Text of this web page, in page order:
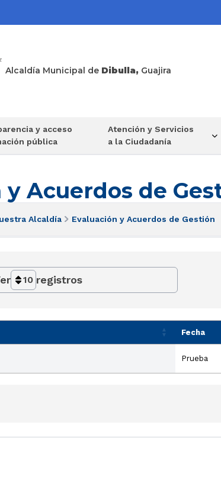
Alcaldía Municipal de Dibulla, Guajira
y acceso
pública
Atención y Servicios
a la Ciudadanía
y Acuerdos de
Alcaldía Evaluación y Acuerdos de Gestión
10 registros
Fecha
Prueba